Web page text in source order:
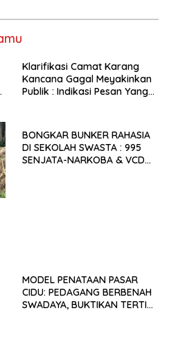
Klarifikasi Camat Karang
Kancana Gagal Meyakinkan
Publik : Indikasi Pesan Yang
BONGKAR BUNKER RAHASIA
DI SEKOLAH SWASTA : 995
SENJATA-NARKOBA & VCD
MODEL PENATAAN PASAR
CIDU: PEDAGANG BERBENAH
SWADAYA, BUKTIKAN TERTIB